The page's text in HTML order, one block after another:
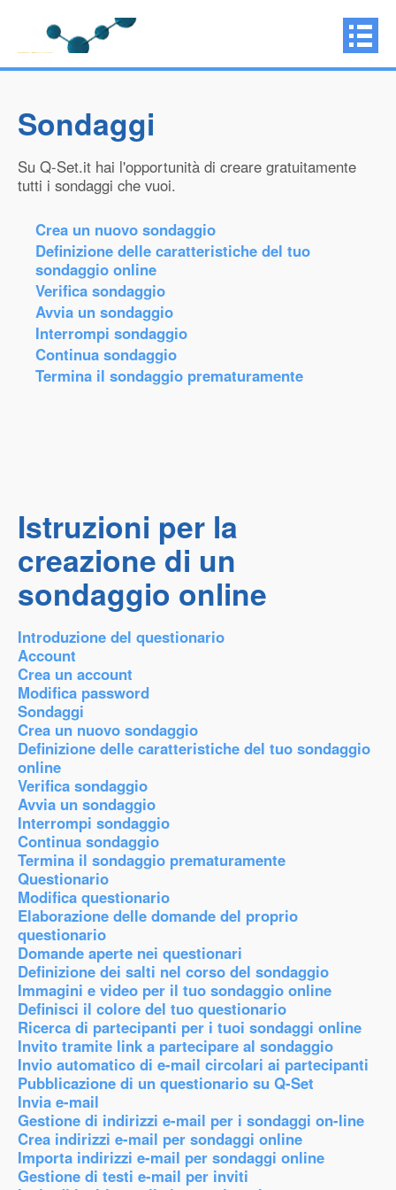
Sondaggi
Su Q-Set.it hai l'opportunità di creare gratuitamente
tutti i sondaggi che vuoi.
Crea un nuovo sondaggio
Definizione delle caratteristiche del tuo
sondaggio online
Verifica sondaggio
Avvia un sondaggio
Interrompi sondaggio
Continua sondaggio
Termina il sondaggio prematuramente
Istruzioni per la
creazione di un
sondaggio online
Introduzione del questionario
Account
Crea un account
Modifica password
Sondaggi
Crea un nuovo sondaggio
Definizione delle caratteristiche del tuo sondaggio
online
Verifica sondaggio
Avvia un sondaggio
Interrompi sondaggio
Continua sondaggio
Termina il sondaggio prematuramente
Questionario
Modifica questionario
Elaborazione delle domande del proprio
questionario
Domande aperte nei questionari
Definizione dei salti nel corso del sondaggio
Immagini e video per il tuo sondaggio online
Definisci il colore del tuo questionario
Ricerca di partecipanti per i tuoi sondaggi online
Invito tramite link a partecipare al sondaggio
Invio automatico di e-mail circolari ai partecipanti
Pubblicazione di un questionario su Q-Set
Invia e-mail
Gestione di indirizzi e-mail per i sondaggi on-line
Crea indirizzi e-mail per sondaggi online
Importa indirizzi e-mail per sondaggi online
Gestione di testi e-mail per inviti